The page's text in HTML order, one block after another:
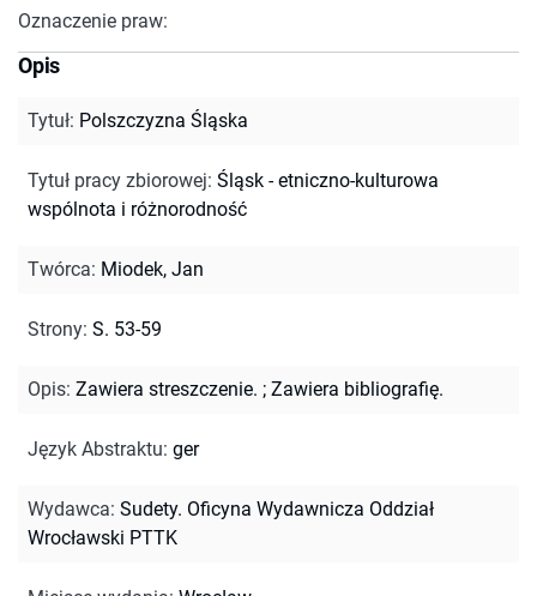
Oznaczenie praw:
Opis
Tytuł: Polszczyzna Śląska
Tytuł pracy zbiorowej: Śląsk - etniczno-kulturowa
wspólnota i różnorodność
Twórca: Miodek, Jan
Strony: S. 53-59
Opis: Zawiera streszczenie. ; Zawiera bibliografię.
Język Abstraktu: ger
Wydawca: Sudety. Oficyna Wydawnicza Oddział
Wrocławski PTTK